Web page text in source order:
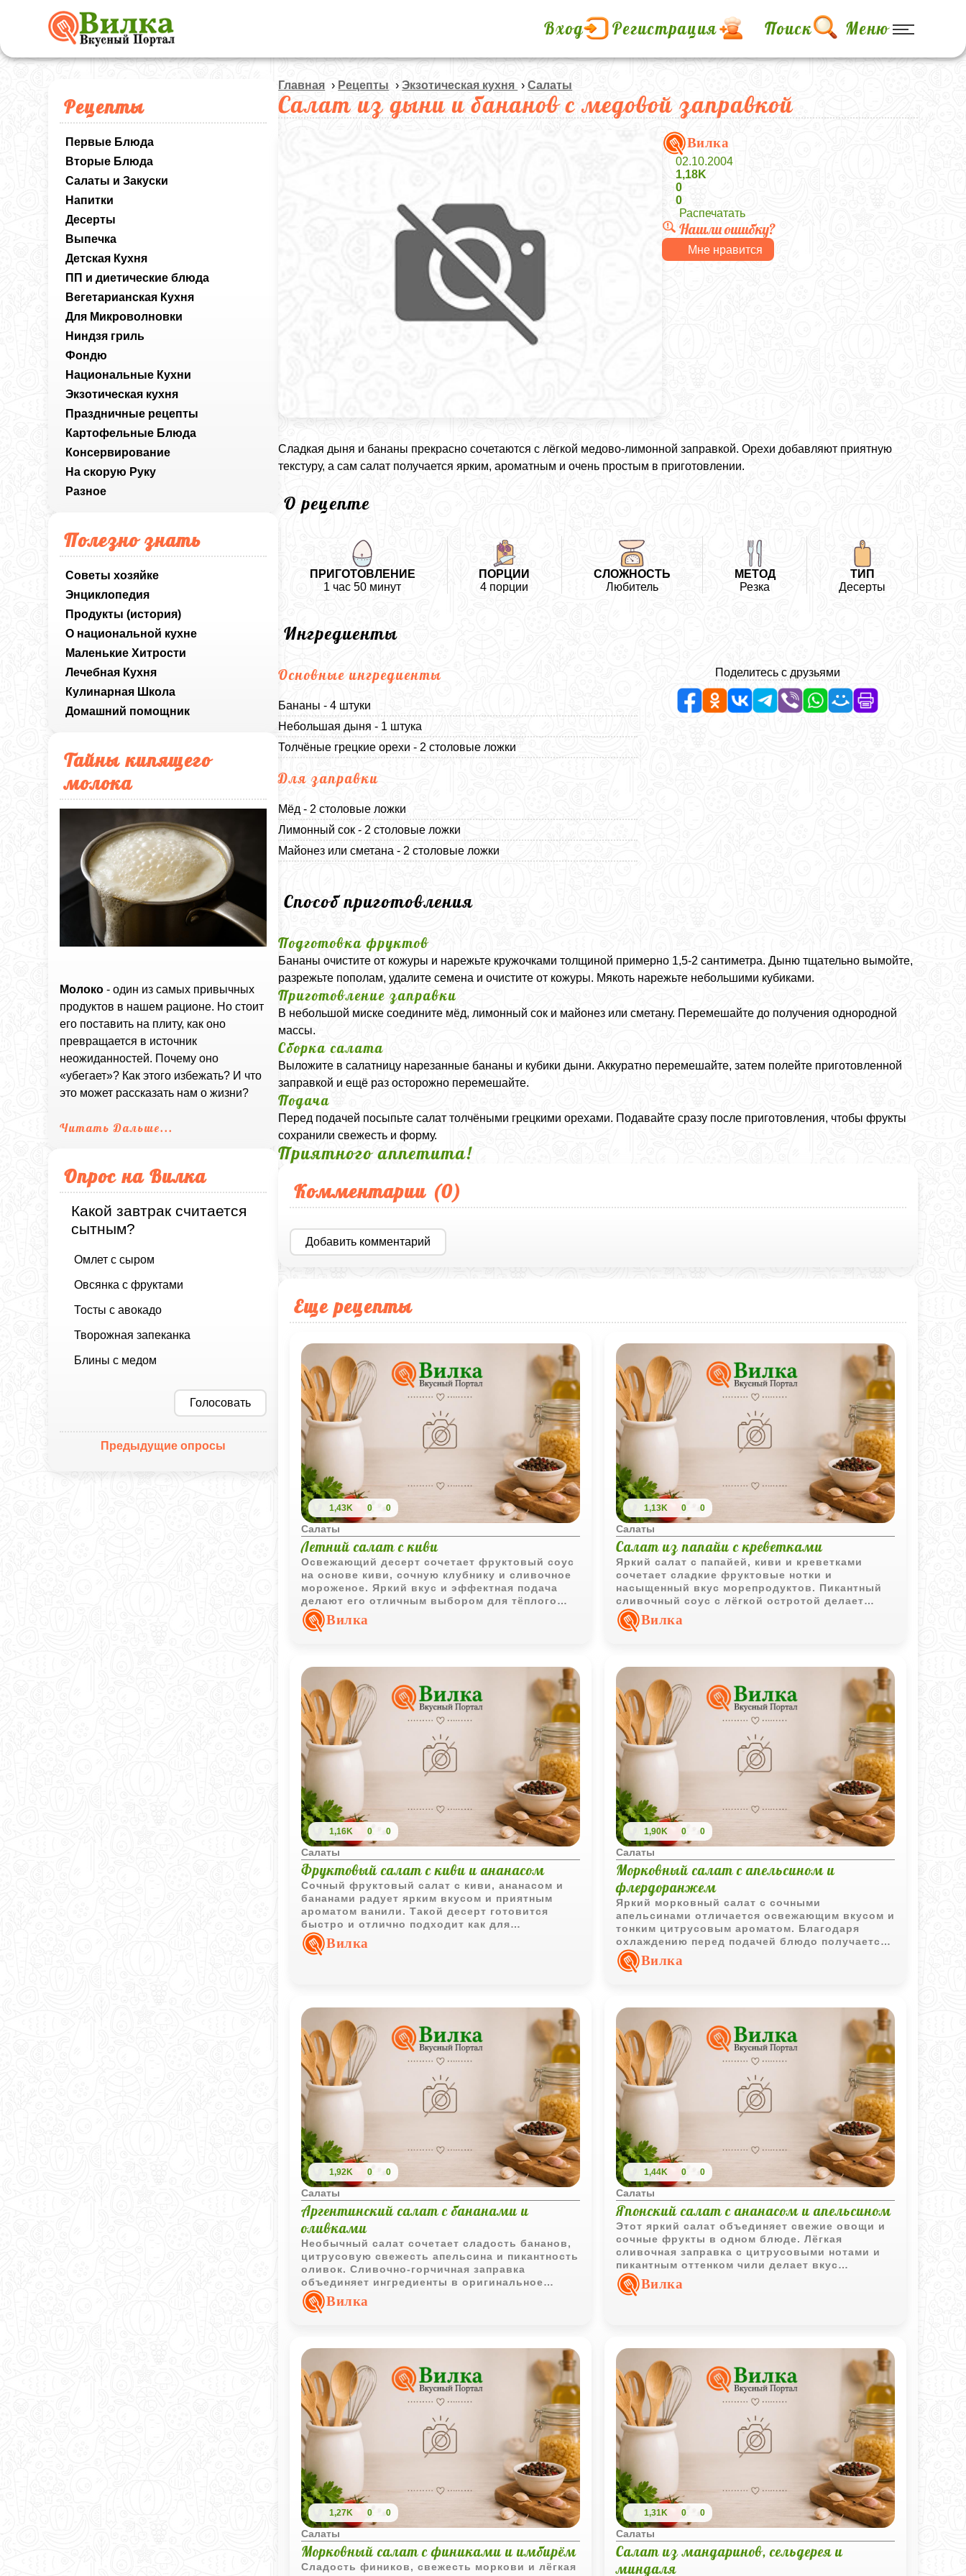
Вход Регистрация Поиск Меню
Рецепты
Первые Блюда
Вторые Блюда
Салаты и Закуски
Напитки
Десерты
Выпечка
Детская Кухня
ПП и диетические блюда
Вегетарианская Кухня
Для Микроволновки
Ниндзя гриль
Фондю
Национальные Кухни
Экзотическая кухня
Праздничные рецепты
Картофельные Блюда
Консервирование
На скорую Руку
Разное
Полезно знать
Советы хозяйке
Энциклопедия
Продукты (история)
О национальной кухне
Маленькие Хитрости
Лечебная Кухня
Кулинарная Школа
Домашний помощник
Тайны кипящего
молока
Молоко - один из самых привычных
продуктов в нашем рационе. Но стоит
его поставить на плиту, как оно
превращается в источник
неожиданностей. Почему оно
«убегает»? Как этого избежать? И что
это может рассказать нам о жизни?
Читать Дальше...
Опрос на Вилка
Какой завтрак считается
сытным?
Омлет с сыром
Овсянка с фруктами
Тосты с авокадо
Творожная запеканка
Блины с медом
Голосовать
Предыдущие опросы
Главная › Рецепты ›Экзотическая кухня ›Салаты
Салат из дыни и бананов с медовой заправкой
Вилка
02.10.2004
1,18K
0
0
Распечатать
Нашли ошибку?
Мне нравится
Сладкая дыня и бананы прекрасно сочетаются с лёгкой медово-лимонной заправкой. Орехи добавляют приятную
текстуру, а сам салат получается ярким, ароматным и очень простым в приготовлении.
О рецепте
ПРИГОТОВЛЕНИЕ
1 час 50 минут
ПОРЦИИ
4 порции
СЛОЖНОСТЬ
Любитель
МЕТОД
Резка
ТИП
Десерты
Ингредиенты
Основные ингредиенты
Бананы - 4 штуки
Небольшая дыня - 1 штука
Толчёные грецкие орехи - 2 столовые ложки
Для заправки
Мёд - 2 столовые ложки
Лимонный сок - 2 столовые ложки
Майонез или сметана - 2 столовые ложки
Поделитесь с друзьями
Способ приготовления
Подготовка фруктов
Бананы очистите от кожуры и нарежьте кружочками толщиной примерно 1,5-2 сантиметра. Дыню тщательно вымойте,
разрежьте пополам, удалите семена и очистите от кожуры. Мякоть нарежьте небольшими кубиками.
Приготовление заправки
В небольшой миске соедините мёд, лимонный сок и майонез или сметану. Перемешайте до получения однородной
массы.
Сборка салата
Выложите в салатницу нарезанные бананы и кубики дыни. Аккуратно перемешайте, затем полейте приготовленной
заправкой и ещё раз осторожно перемешайте.
Подача
Перед подачей посыпьте салат толчёными грецкими орехами. Подавайте сразу после приготовления, чтобы фрукты
сохранили свежесть и форму.
Приятного аппетита!
Комментарии (0)
Добавить комментарий
Еще рецепты
1,43K 0 0
Салаты
Летний салат с киви
Освежающий десерт сочетает фруктовый соус
на основе киви, сочную клубнику и сливочное
мороженое. Яркий вкус и эффектная подача
делают его отличным выбором для тёплого
времени года.
Вилка
1,13K 0 0
Салаты
Салат из папайи с креветками
Яркий салат с папайей, киви и креветками
сочетает сладкие фруктовые нотки и
насыщенный вкус морепродуктов. Пикантный
сливочный соус с лёгкой остротой делает
блюдо особенно выразительным и
праздничным.
Вилка
1,16K 0 0
Салаты
Фруктовый салат с киви и ананасом
Сочный фруктовый салат с киви, ананасом и
бананами радует ярким вкусом и приятным
ароматом ванили. Такой десерт готовится
быстро и отлично подходит как для
повседневного меню, так и для праздничного
стола.Вилка
1,90K 0 0
Салаты
Морковный салат с апельсином и
флердоранжем
Яркий морковный салат с сочными
апельсинами отличается освежающим вкусом и
тонким цитрусовым ароматом. Благодаря
охлаждению перед подачей блюдо получается
особенно приятным и лёгким.
Вилка
1,92K 0 0
Салаты
Аргентинский салат с бананами и
оливками
Необычный салат сочетает сладость бананов,
цитрусовую свежесть апельсина и пикантность
оливок. Сливочно-горчичная заправка
объединяет ингредиенты в оригинальное
блюдо, которое хорошо дополняет рыбу и
белое мясо.
Вилка
1,44K 0 0
Салаты
Японский салат с ананасом и апельсином
Этот яркий салат объединяет свежие овощи и
сочные фрукты в одном блюде. Лёгкая
сливочная заправка с цитрусовыми нотами и
пикантным оттенком чили делает вкус
многогранным и запоминающимся.
Вилка
1,27K 0 0
Салаты
Морковный салат с финиками и имбирём
Сладость фиников, свежесть моркови и лёгкая
1,31K 0 0
Салаты
Салат из мандаринов, сельдерея и
миндаля